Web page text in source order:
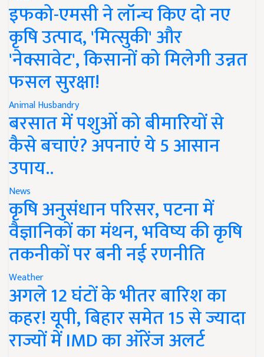
इफको-एमसी ने लॉन्च किए दो नए
कृषि उत्पाद, 'मित्सुकी' और
'नेक्सावेट', किसानों को मिलेगी उन्नत
फसल सुरक्षा!
Animal Husbandry
बरसात में पशुओं को बीमारियों से
कैसे बचाएं? अपनाएं ये 5 आसान
उपाय..
News
कृषि अनुसंधान परिसर, पटना में
वैज्ञानिकों का मंथन, भविष्य की कृषि
तकनीकों पर बनी नई रणनीति
Weather
अगले 12 घंटों के भीतर बारिश का
कहर! यूपी, बिहार समेत 15 से ज्यादा
राज्यों में IMD का ऑरेंज अलर्ट